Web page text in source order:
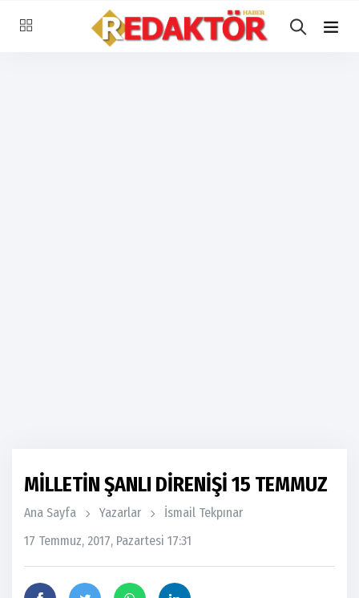
MİLLETİN ŞANLI DİRENİŞİ 15 TEMMUZ
Ana Sayfa Yazarlar
İsmail Tekpınar
17 Temmuz, 2017, Pazartesi 17:31